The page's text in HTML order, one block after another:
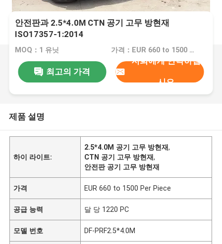
안전판과 2.5*4.0M CTN 공기 고무 방현재
ISO17357-1:2014
MOQ：1 유닛 가격：EUR 660 to 1500 Per Piece
최고의 가격
저희에게 연락하십
시오
제품 설명
하이 라이트:
2.5*4.0M 공기 고무 방현재,
CTN 공기 고무 방현재,
안전판 공기 고무 방현재
가격 EUR 660 to 1500 Per Piece
공급 능력 달 당 1220 PC
모델 번호 DF-PRF2.5*4.0M